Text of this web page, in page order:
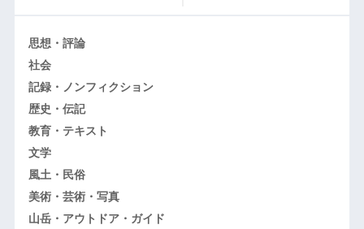
思想・評論
社会
記録・ノンフィクション
歴史・伝記
教育・テキスト
文学
風土・民俗
美術・芸術・写真
山岳・アウトドア・ガイド